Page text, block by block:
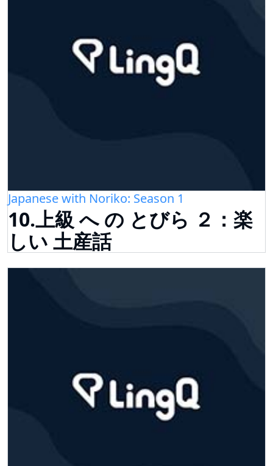
Japanese with Noriko: Season 1
10.上級 へ の とびら ２：楽
しい 土産話